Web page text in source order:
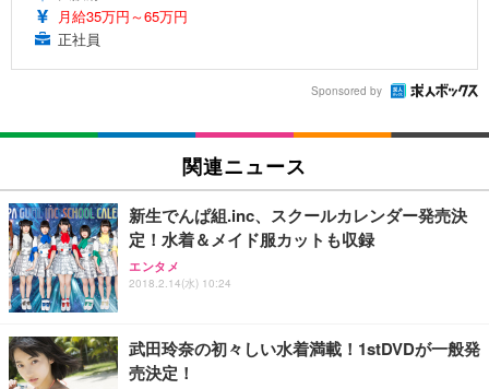
月給35万円～65万円
正社員
Sponsored by
関連ニュース
新生でんぱ組.inc、スクールカレンダー発売決
定！水着＆メイド服カットも収録
エンタメ
2018.2.14(水) 10:24
武田玲奈の初々しい水着満載！1stDVDが一般発
売決定！